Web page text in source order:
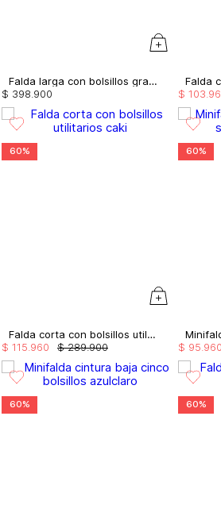
Falda larga con bolsillos grandes
$ 398 900 $ 103
60%
Falda corta con bolsillos utilitarios
$ 289.900
$ 115 960
60%
$ 95 960
60% 60%